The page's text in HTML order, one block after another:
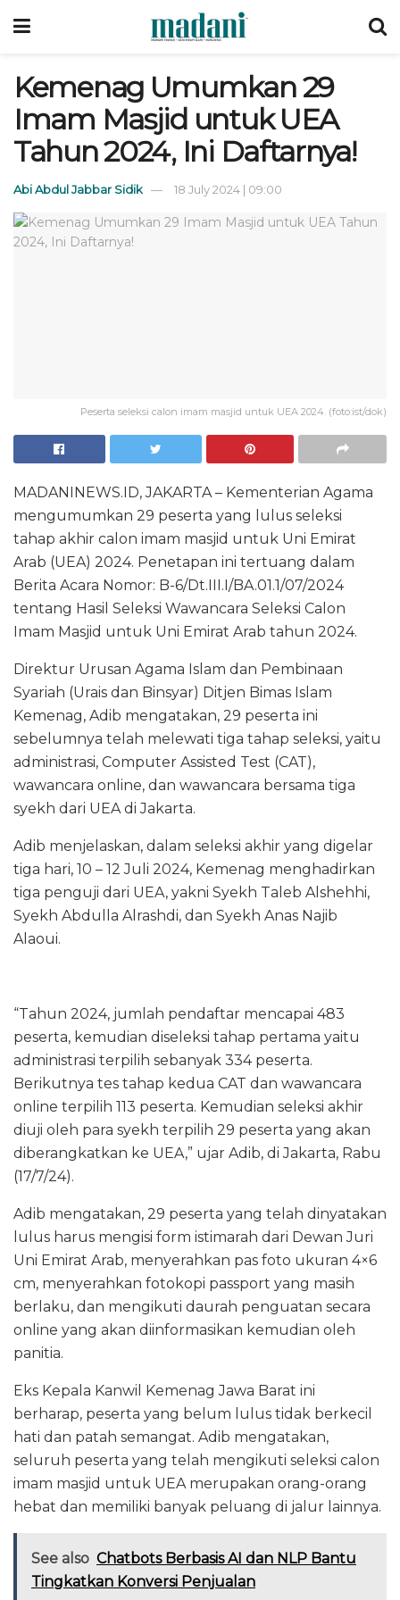
Kemenag Umumkan 29
Imam Masjid untuk UEA
Tahun 2024, Ini Daftarnya!
Abi Abdul Jabbar Sidik 18 July 2024 | 09:00
Peserta seleksi calon imam masjid untuk UEA 2024. (foto:ist/dok)
MADANINEWS.ID, JAKARTA – Kementerian Agama
mengumumkan 29 peserta yang lulus seleksi
tahap akhir calon imam masjid untuk Uni Emirat
Arab (UEA) 2024. Penetapan ini tertuang dalam
Berita Acara Nomor: B-6/Dt.III.I/BA.01.1/07/2024
tentang Hasil Seleksi Wawancara Seleksi Calon
Imam Masjid untuk Uni Emirat Arab tahun 2024.
Direktur Urusan Agama Islam dan Pembinaan
Syariah (Urais dan Binsyar) Ditjen Bimas Islam
Kemenag, Adib mengatakan, 29 peserta ini
sebelumnya telah melewati tiga tahap seleksi, yaitu
administrasi, Computer Assisted Test (CAT),
wawancara online, dan wawancara bersama tiga
syekh dari UEA di Jakarta.
Adib menjelaskan, dalam seleksi akhir yang digelar
tiga hari, 10 – 12 Juli 2024, Kemenag menghadirkan
tiga penguji dari UEA, yakni Syekh Taleb Alshehhi,
Syekh Abdulla Alrashdi, dan Syekh Anas Najib
Alaoui.
“Tahun 2024, jumlah pendaftar mencapai 483
peserta, kemudian diseleksi tahap pertama yaitu
administrasi terpilih sebanyak 334 peserta.
Berikutnya tes tahap kedua CAT dan wawancara
online terpilih 113 peserta. Kemudian seleksi akhir
diuji oleh para syekh terpilih 29 peserta yang akan
diberangkatkan ke UEA,” ujar Adib, di Jakarta, Rabu
(17/7/24).
Adib mengatakan, 29 peserta yang telah dinyatakan
lulus harus mengisi form istimarah dari Dewan Juri
Uni Emirat Arab, menyerahkan pas foto ukuran 4×6
cm, menyerahkan fotokopi passport yang masih
berlaku, dan mengikuti daurah penguatan secara
online yang akan diinformasikan kemudian oleh
panitia.
Eks Kepala Kanwil Kemenag Jawa Barat ini
berharap, peserta yang belum lulus tidak berkecil
hati dan patah semangat. Adib mengatakan,
seluruh peserta yang telah mengikuti seleksi calon
imam masjid untuk UEA merupakan orang-orang
hebat dan memiliki banyak peluang di jalur lainnya.
See also Chatbots Berbasis AI dan NLP Bantu
Tingkatkan Konversi Penjualan